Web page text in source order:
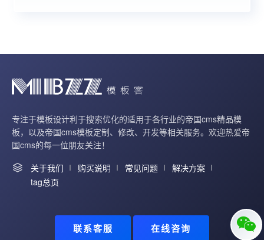
专注于模板设计利于搜索优化的适用于各行业的帝国cms精品模
板，以及帝国cms模板定制、修改、开发等相关服务。欢迎热爱帝
国cms的每一位朋友关注！
关于我们
购买说明 常见问题
解决方案
tag总页
联系客服 在线咨询